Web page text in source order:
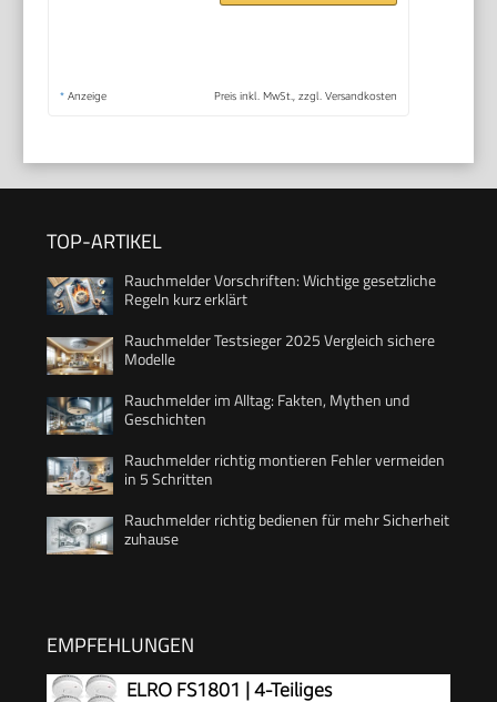
* Anzeige Preis inkl. MwSt., zzgl. Versandkosten
TOP-ARTIKEL
Rauchmelder Vorschriften: Wichtige gesetzliche
Regeln kurz erklärt
Rauchmelder Testsieger 2025 Vergleich sichere
Modelle
Rauchmelder im Alltag: Fakten, Mythen und
Geschichten
Rauchmelder richtig montieren Fehler vermeiden
in 5 Schritten
Rauchmelder richtig bedienen für mehr Sicherheit
zuhause
EMPFEHLUNGEN
ELRO FS1801 | 4-Teiliges